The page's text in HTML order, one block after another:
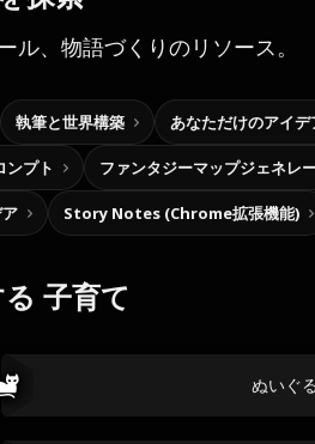
、物語づくりのリソース。
執筆と世界構築 あなただけのアイ
ンプト ファンタジーマップジェネレ
Story Notes (Chrome拡張機能)
子育て
ぬいぐ